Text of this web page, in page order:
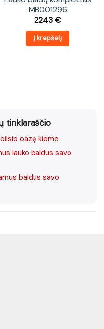
MB001296
2243€
Į krepšelį
tinklaraščio
oazę kieme
lauko baldus savo
baldus savo